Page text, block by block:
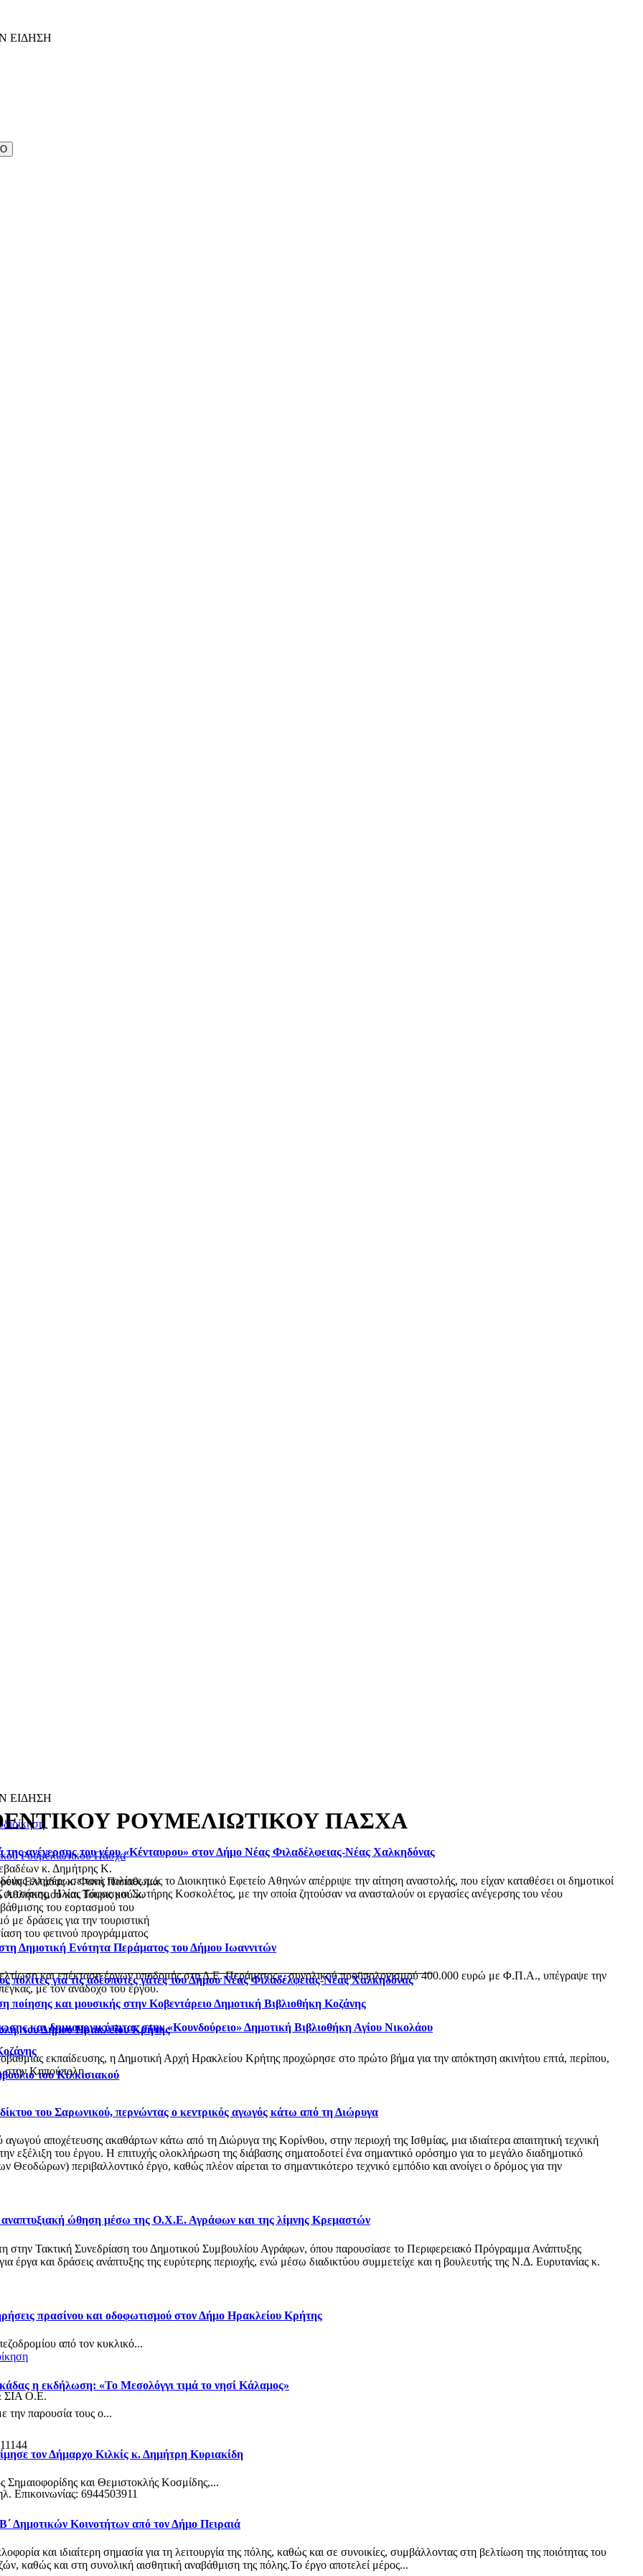
ΕΙΔΗΣΗ
ΕΙΔΗΣΗ
ανέγερσης του νέου «Κένταυρου» στον Δήμο Νέας Φιλαδέλφειας-Νέας Χαλκηδόνας
ενημέρωσε τους πολίτες πως το Διοικητικό Εφετείο Αθηνών απέρριψε την αίτηση αναστολής, που είχαν καταθέσει οι δημοτικοί
Ηλίας Τάφας και Σωτήρης Κοσκολέτος, με την οποία ζητούσαν να ανασταλούν οι εργασίες ανέγερσης του νέου
Δημοτική Ενότητα Περάματος του Δήμου Ιωαννιτών
και επέκταση έργων υποδομής στη Δ.Ε. Περάματος», συνολικού προϋπολογισμού 400.000 ευρώ με Φ.Π.Α., υπέγραψε την
με τον ανάδοχο του έργου.
του Δήμου Ηρακλείου Κρήτης
εκπαίδευσης, η Δημοτική Αρχή Ηρακλείου Κρήτης προχώρησε στο πρώτο βήμα για την απόκτηση ακινήτου επτά, περίπου,
Κηπούπολη.
του Σαρωνικού, περνώντας ο κεντρικός αγωγός κάτω από τη Διώρυγα
αποχέτευσης ακαθάρτων κάτω από τη Διώρυγα της Κορίνθου, στην περιοχή της Ισθμίας, μια ιδιαίτερα απαιτητική τεχνική
εξέλιξη του έργου. Η επιτυχής ολοκλήρωση της διάβασης σηματοδοτεί ένα σημαντικό ορόσημο για το μεγάλο διαδημοτικό
περιβαλλοντικό έργο, καθώς πλέον αίρεται το σημαντικότερο τεχνικό εμπόδιο και ανοίγει ο δρόμος για την
αναπτυξιακή ώθηση μέσω της Ο.Χ.Ε. Αγράφων και της λίμνης Κρεμαστών
στην Τακτική Συνεδρίαση του Δημοτικού Συμβουλίου Αγράφων, όπου παρουσίασε το Περιφερειακό Πρόγραμμα Ανάπτυξης
έργα και δράσεις ανάπτυξης της ευρύτερης περιοχής, ενώ μέσω διαδικτύου συμμετείχε και η βουλευτής της Ν.Δ. Ευρυτανίας κ.
πρασίνου και οδοφωτισμού στον Δήμο Ηρακλείου Κρήτης
από τον κυκλικό...
η εκδήλωση: «Το Μεσολόγγι τιμά το νησί Κάλαμος»
την παρουσία τους ο...
τον Δήμαρχο Κιλκίς κ. Δημήτρη Κυριακίδη
Σημαιοφορίδης και Θεμιστοκλής Κοσμίδης,...
Δημοτικών Κοινοτήτων από τον Δήμο Πειραιά
και ιδιαίτερη σημασία για τη λειτουργία της πόλης, καθώς και σε συνοικίες, συμβάλλοντας στη βελτίωση της ποιότητας του
καθώς και στη συνολική αισθητική αναβάθμιση της πόλης.Το έργο αποτελεί μέρος...
ΡΟΥΜΕΛΙΩΤΙΚΟΥ ΠΑΣΧΑ
Ρουμελιώτικου Πάσχα
κ. Δημήτρης Κ.
Ελλάδας κ. Φανή Παπαθωμά
Αθλητισμού και Τουρισμού κ.
του εορτασμού του
δράσεις για την τουριστική
του φετινού προγράμματος
για τις αδέσποτες γάτες του Δήμου Νέας Φιλαδέλφειας-Νέας Χαλκηδόνας
και μουσικής στην Κοβεντάρειο Δημοτική Βιβλιοθήκη Κοζάνης
και δημιουργικότητας στην «Κουνδούρειο» Δημοτική Βιβλιοθήκη Αγίου Νικολάου
του Κιλκισιακού
ΣΙΑ Ο.Ε.
Επικοινωνίας: 6944503911